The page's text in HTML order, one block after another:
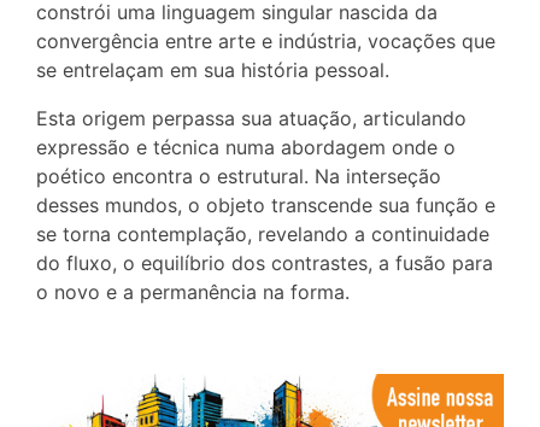
constrói uma linguagem singular nascida da
convergência entre arte e indústria, vocações que
se entrelaçam em sua história pessoal.
Esta origem perpassa sua atuação, articulando
expressão e técnica numa abordagem onde o
poético encontra o estrutural. Na interseção
desses mundos, o objeto transcende sua função e
se torna contemplação, revelando a continuidade
do fluxo, o equilíbrio dos contrastes, a fusão para
o novo e a permanência na forma.